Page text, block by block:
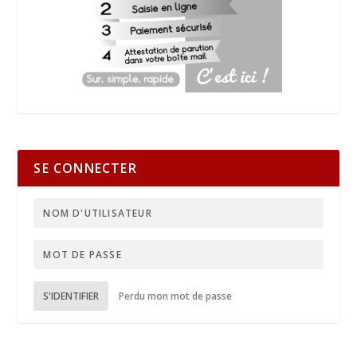
SE CONNECTER
S'IDENTIFIER Perdu mon mot de passe